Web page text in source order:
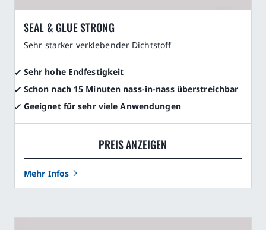
SEAL & GLUE STRONG
Sehr starker verklebender Dichtstoff
Sehr hohe Endfestigkeit
Schon nach 15 Minuten nass-in-nass überstreichbar
Geeignet für sehr viele Anwendungen
PREIS ANZEIGEN
Mehr Infos